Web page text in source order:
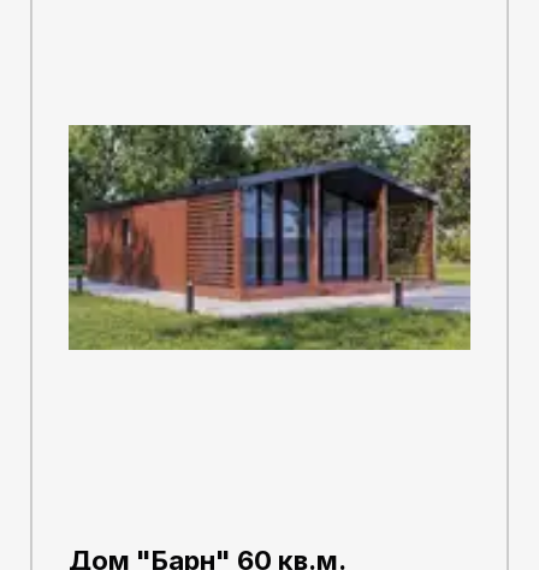
Дом "Барн" 60 кв.м.